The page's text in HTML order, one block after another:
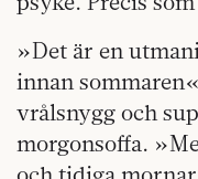
»Det är en
innan
vrålsnygg och
morgonsoffa.